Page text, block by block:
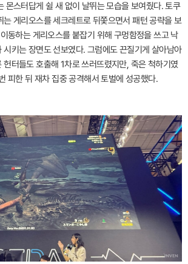
몬스터답게 쉴 새 없이 날뛰는 모습을 보여줬다. 토쿠
는 게리오스를 세크레트로 뒤쫓으면서 패턴 공략을 보
동하는 게리오스를 붙잡기 위해 구멍함정을 쓰고 낙
시키는 장면도 선보였다. 그럼에도 끈질기게 살아남아
터들도 호출해 1차로 쓰러뜨렸지만, 죽은 척하기였
피한 뒤 재차 집중 공격해서 토벌에 성공했다.